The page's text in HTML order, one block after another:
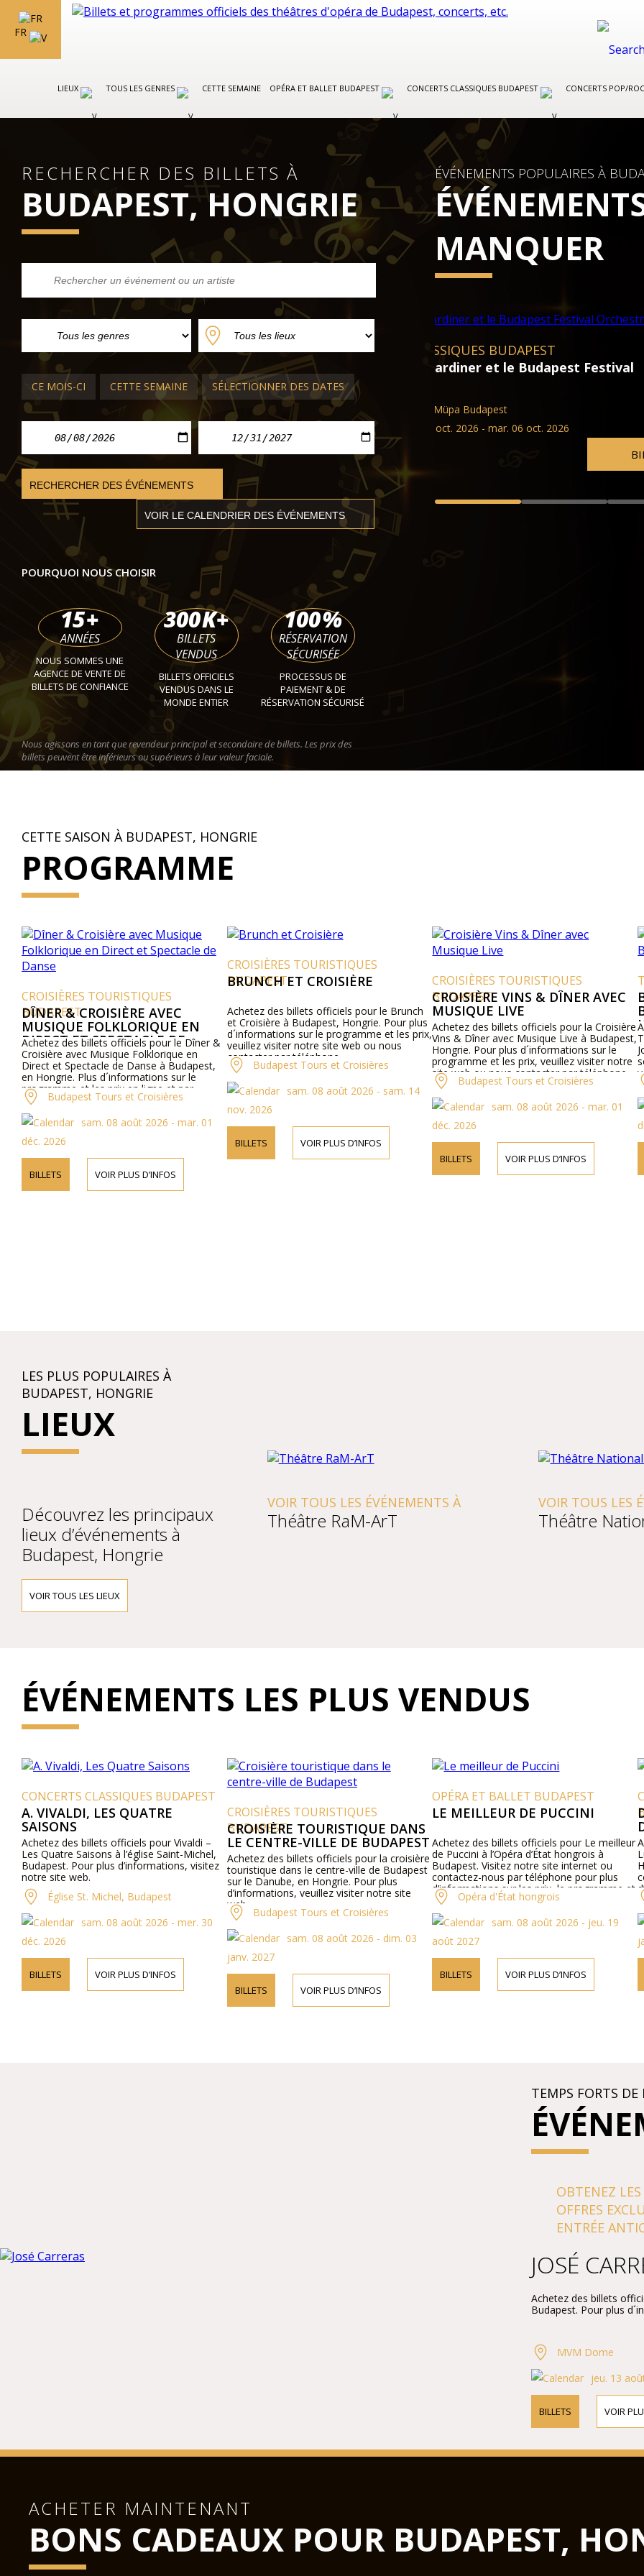
FR
LIEUX TOUS LES GENRES CETTE SEMAINE OPÉRA ET BALLET BUDAPEST CONCERTS CLASSIQUES BUDAPEST CONCERTS POP/
RECHERCHER DES BILLETS À
BUDAPEST, HONGRIE
CE MOIS-CI CETTE SEMAINE SÉLECTIONNER DES DATES
POURQUOI NOUS CHOISIR
15+
ANNÉES
NOUS SOMMES UNE
AGENCE DE VENTE DE
BILLETS DE CONFIANCE
300K+
BILLETS
VENDUS
BILLETS OFFICIELS
VENDUS DANS LE
MONDE ENTIER
100%
RÉSERVATION
SÉCURISÉE
PROCESSUS DE
PAIEMENT & DE
RÉSERVATION SÉCURISÉ
Nous agissons en tant que revendeur principal et secondaire de billets. Les prix des
billets peuvent être inférieurs ou supérieurs à leur valeur faciale.
ÉVÉNEMENTS POPULAIRES À
MANQUER
CONCERTS CLASSIQUES BUDAPEST
Sir John Eliot Gardiner et le Budapest Festival
Orchestra
Palace of Arts Müpa Budapest
dim. 04 oct. 2026 - mar. 06 oct. 2026
BILLETS
OPÉRA ET BALLET BUDAPEST
Passion
dim. 04 oct. 2026 - sam. 27 mars
CETTE SAISON À BUDAPEST, HONGRIE
PROGRAMME
CROISIÈRES TOURISTIQUES
BUDAPEST
DÎNER & CROISIÈRE AVEC
MUSIQUE FOLKLORIQUE EN
DIRECT ET SPECTACLE DE
DANSE
Achetez des billets officiels pour le Dîner &
Croisière avec Musique Folklorique en
Direct et Spectacle de Danse à Budapest,
en Hongrie. Plus d´informations sur le
programme et les prix en ligne et par
téléphone.
Budapest Tours et Croisières
sam. 08 août 2026 - mar. 01
déc. 2026
BILLETS VOIR PLUS D’INFOS
CROISIÈRES TOURISTIQUES
BUDAPEST
BRUNCH ET CROISIÈRE
Achetez des billets officiels pour le Brunch
et Croisière à Budapest, Hongrie. Pour plus
d´informations sur le programme et les prix,
veuillez visiter notre site web ou nous
contacter par téléphone.
Budapest Tours et Croisières
sam. 08 août 2026 - sam. 14
nov. 2026
BILLETS VOIR PLUS D’INFOS
CROISIÈRES TOURISTIQUES
BUDAPEST
CROISIÈRE VINS & DÎNER AVEC
MUSIQUE LIVE
Achetez des billets officiels pour la Croisière
Vins & Dîner avec Musique Live à Budapest,
Hongrie. Pour plus d´informations sur le
programme et les prix, veuillez visiter notre
site web ou nous contacter par téléphone.
Budapest Tours et Croisières
sam. 08 août 2026 - mar. 01
déc. 2026
BILLETS VOIR PLUS D’INFOS
LES PLUS POPULAIRES À
BUDAPEST, HONGRIE
LIEUX
Découvrez les principaux
lieux d’événements à
Budapest, Hongrie
VOIR TOUS LES LIEUX
VOIR TOUS LES ÉVÉNEMENTS À
Théâtre RaM-ArT
VOIR TOUS LES
Théâtre
ÉVÉNEMENTS LES PLUS VENDUS
CONCERTS CLASSIQUES BUDAPEST
A. VIVALDI, LES QUATRE
SAISONS
Achetez des billets officiels pour Vivaldi –
Les Quatre Saisons à l’église Saint-Michel,
Budapest. Pour plus d’informations, visitez
notre site web.
Église St. Michel, Budapest
sam. 08 août 2026 - mer. 30
déc. 2026
BILLETS VOIR PLUS D’INFOS
CROISIÈRES TOURISTIQUES
BUDAPEST
CROISIÈRE TOURISTIQUE DANS
LE CENTRE-VILLE DE BUDAPEST
Achetez des billets officiels pour la croisière
touristique dans le centre-ville de Budapest
sur le Danube, en Hongrie. Pour plus
d’informations, veuillez visiter notre site
web.
Budapest Tours et Croisières
sam. 08 août 2026 - dim. 03
janv. 2027
BILLETS VOIR PLUS D’INFOS
OPÉRA ET BALLET BUDAPEST
LE MEILLEUR DE PUCCINI
Achetez des billets officiels pour Le meilleur
de Puccini à l’Opéra d’État hongrois à
Budapest. Visitez notre site internet ou
contactez-nous par téléphone pour plus
d’informations sur les prix, le programme et
la distribution.
Opéra d'État hongrois
sam. 08 août 2026 - jeu. 19
août 2027
BILLETS VOIR PLUS D’INFOS
TEMPS FORTS DE
OBTENEZ
OFFRES
ENTRÉE
JOSÉ
Achetez des billets
Budapest. Pour plus
MVM Dome
jeu. 13
BILLETS VOIR
ACHETER MAINTENANT
BONS CADEAUX POUR BUDAPEST,